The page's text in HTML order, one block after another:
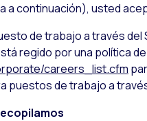
a continuación), usted
de trabajo a través
regido por una política
careers_list.cfm
puestos de trabajo a